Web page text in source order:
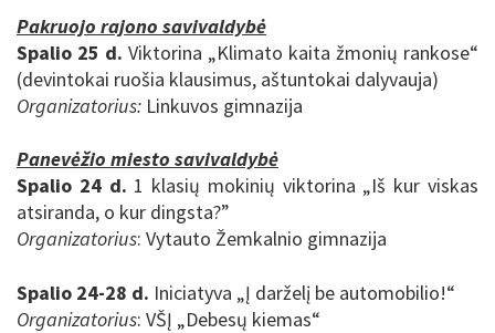
Pakruojo rajono savivaldybė
Spalio 25 d. Viktorina „Klimato kaita žmonių rankose“
(devintokai ruošia klausimus, aštuntokai dalyvauja)
Organizatorius: Linkuvos gimnazija
Panevėžio miesto savivaldybė
Spalio 24 d. 1 klasių mokinių viktorina „Iš kur viskas
atsiranda, o kur dingsta?”
Organizatorius: Vytauto Žemkalnio gimnazija
Spalio 24-28 d. Iniciatyva „Į darželį be automobilio!“
Organizatorius: VŠĮ „Debesų kiemas“